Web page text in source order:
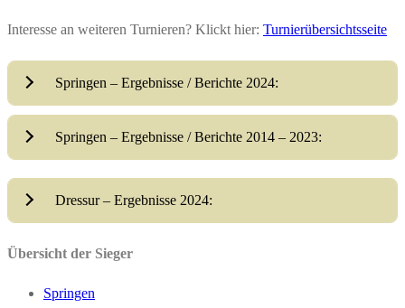
Interesse an weiteren Turnieren? Klickt hier: Turnierübersichtsseite
Springen – Ergebnisse / Berichte 2024:
Springen – Ergebnisse / Berichte 2014 – 2023:
Dressur – Ergebnisse 2024:
Übersicht der Sieger
Springen